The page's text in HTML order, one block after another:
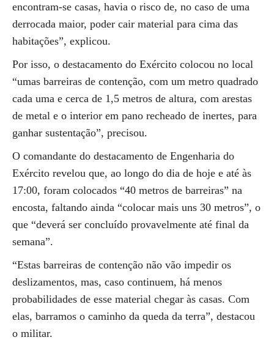
encontram-se casas, havia o risco de, no caso de uma
derrocada maior, poder cair material para cima das
habitações”, explicou.
Por isso, o destacamento do Exército colocou no local
“umas barreiras de contenção, com um metro quadrado
cada uma e cerca de 1,5 metros de altura, com arestas
de metal e o interior em pano recheado de inertes, para
ganhar sustentação”, precisou.
O comandante do destacamento de Engenharia do
Exército revelou que, ao longo do dia de hoje e até às
17:00, foram colocados “40 metros de barreiras” na
encosta, faltando ainda “colocar mais uns 30 metros”, o
que “deverá ser concluído provavelmente até final da
semana”.
“Estas barreiras de contenção não vão impedir os
deslizamentos, mas, caso continuem, há menos
probabilidades de esse material chegar às casas. Com
elas, barramos o caminho da queda da terra”, destacou
o militar.